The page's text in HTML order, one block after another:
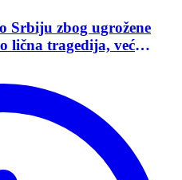
Srbiju zbog ugrožene
lična tragedija, već